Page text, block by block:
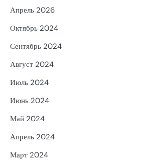
Апрель 2026
Октябрь 2024
Сентябрь 2024
Август 2024
Июль 2024
Июнь 2024
Май 2024
Апрель 2024
Март 2024